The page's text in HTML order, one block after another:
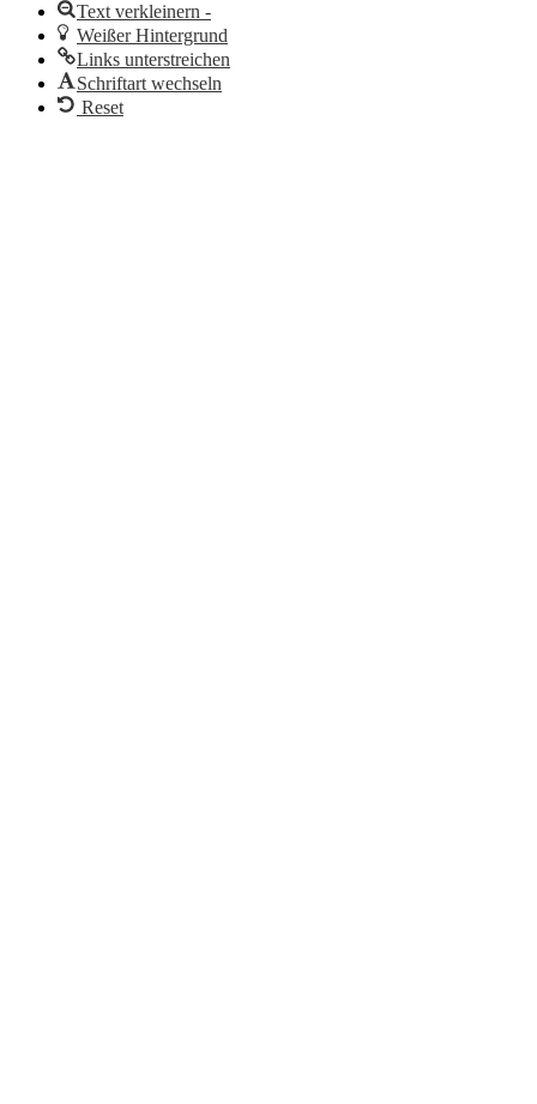
Text verkleinern -
Weißer Hintergrund
Links unterstreichen
Schriftart wechseln
Reset